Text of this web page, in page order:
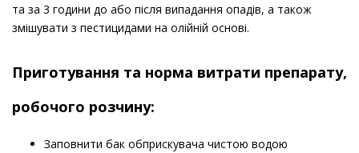
та за 3 години до або після випадання опадів, а також
змішувати з пестицидами на олійній основі.
Приготування та норма витрати препарату,
робочого розчину:
Заповнити бак обприскувача чистою водою